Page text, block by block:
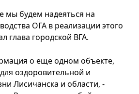
мы будем надеяться на
ОГА в реализации этого
глава городской ВГА.
о еще одном объекте,
оздоровительной и
Лисичанска и области, -